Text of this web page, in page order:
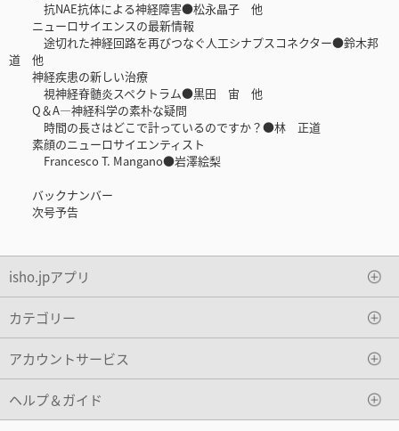
抗NAE抗体による神経障害●松永晶子 他
ニューロサイエンスの最新情報
途切れた神経回路を再びつなぐ人工シナプスコネクター●鈴木邦
道 他
神経疾患の新しい治療
視神経脊髄炎スペクトラム●黒田 宙 他
Q＆A―神経科学の素朴な疑問
時間の長さはどこで計っているのですか？●林 正道
素顔のニューロサイエンティスト
Francesco T. Mangano●岩澤絵梨
バックナンバー
次号予告
isho.jpアプリ
カテゴリー
アカウントサービス
ヘルプ＆ガイド